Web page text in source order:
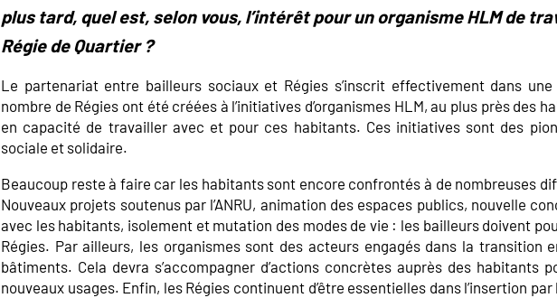
plus tard, quel est, selon vous, l’intérêt pour un organisme HLM de
Régie de Quartier ?
Le partenariat entre bailleurs sociaux et Régies s’inscrit effectivement dans
nombre de Régies ont été créées à l’initiatives d’organismes HLM, au plus près des
en capacité de travailler avec et pour ces habitants. Ces initiatives sont des
sociale et solidaire.
Beaucoup reste à faire car les habitants sont encore confrontés à de nombreuses
Nouveaux projets soutenus par l’ANRU, animation des espaces publics, nouvelle
avec les habitants, isolement et mutation des modes de vie : les bailleurs doivent
Régies. Par ailleurs, les organismes sont des acteurs engagés dans la transition
bâtiments. Cela devra s’accompagner d’actions concrètes auprès des habitants
nouveaux usages. Enfin, les Régies continuent d’être essentielles dans l’insertion